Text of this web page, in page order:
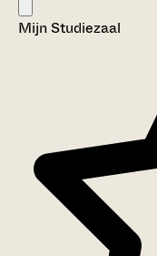
Mijn Studiezaal